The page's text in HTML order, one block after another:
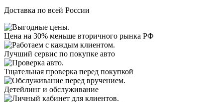
Доставка по всей России
Цена на 30% меньше вторичного рынка РФ
Лучший сервис по покупке авто
Тщательная проверка перед покупкой
Детейлинг и обслуживание